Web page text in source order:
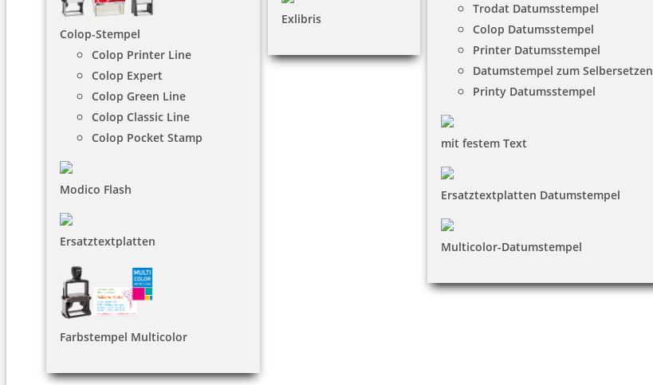
Colop-Stempel
Colop Printer Line
Colop Expert
Colop Green Line
Colop Classic Line
Colop Pocket Stamp
Modico Flash
Ersatztextplatten
Farbstempel Multicolor
Exlibris
Trodat Datumsstempel
Colop Datumsstempel
Printer Datumsstempel
Datumstempel zum Selbersetzen
Printy Datumsstempel
mit festem Text
Ersatztextplatten Datumstempel
Multicolor-Datumstempel